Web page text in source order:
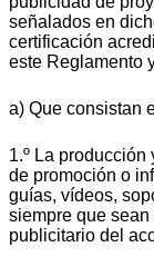
señalados en
certificación
este Reglamento
a) Que consistan
1.º La
de promoción o
guías, vídeos,
siempre que
publicitario del